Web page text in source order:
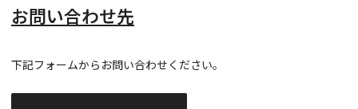
お問い合わせ先
下記フォームからお問い合わせください。